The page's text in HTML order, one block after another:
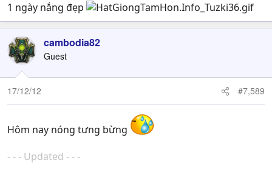
1 ngày nắng đẹp
cambodia82
Guest
17/12/12 #7,589
Hôm nay nóng tưng bừng
- - - Updated - - -